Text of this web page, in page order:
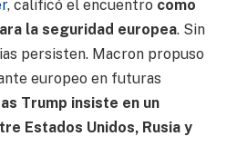
, calificó el encuentro como
la seguridad europea. Sin
persisten. Macron propuso
europeo en futuras
Trump insiste en un
Estados Unidos, Rusia y